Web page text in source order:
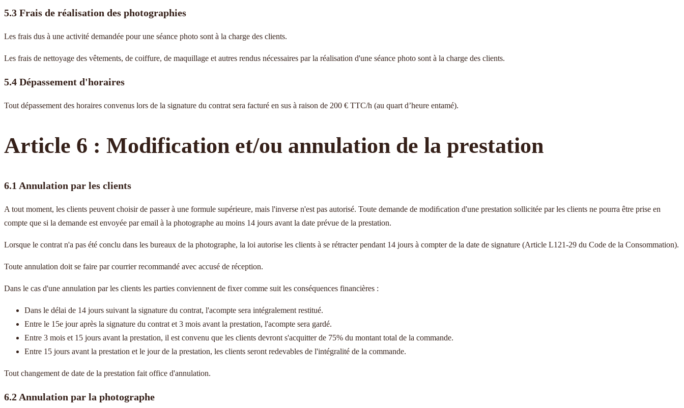
5.3 Frais de réalisation des photographies
Les frais dus à une activité demandée pour une séance photo sont à la charge des clients.
Les frais de nettoyage des vêtements, de coiffure, de maquillage et autres rendus nécessaires par la réalisation d'une séance photo sont à la charge des clients.
5.4 Dépassement d'horaires
Tout dépassement des horaires convenus lors de la signature du contrat sera facturé en sus à raison de 200 € TTC/h (au quart d’heure entamé).
Article 6 : Modification et/ou annulation de la prestation
6.1 Annulation par les clients
A tout moment, les clients peuvent choisir de passer à une formule supérieure, mais l'inverse n'est pas autorisé. Toute demande de modiﬁcation d'une prestation sollicitée par les clients ne pourra être prise en
compte que si la demande est envoyée par email à la photographe au moins 14 jours avant la date prévue de la prestation.
Lorsque le contrat n'a pas été conclu dans les bureaux de la photographe, la loi autorise les clients à se rétracter pendant 14 jours à compter de la date de signature (Article L121-29 du Code de la Consommation).
Toute annulation doit se faire par courrier recommandé avec accusé de réception.
Dans le cas d'une annulation par les clients les parties conviennent de fixer comme suit les conséquences financières :
Dans le délai de 14 jours suivant la signature du contrat, l'acompte sera intégralement restitué.
Entre le 15e jour après la signature du contrat et 3 mois avant la prestation, l'acompte sera gardé.
Entre 3 mois et 15 jours avant la prestation, il est convenu que les clients devront s'acquitter de 75% du montant total de la commande.
Entre 15 jours avant la prestation et le jour de la prestation, les clients seront redevables de l'intégralité de la commande.
Tout changement de date de la prestation fait office d'annulation.
6.2 Annulation par la photographe